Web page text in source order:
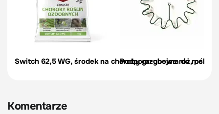
Switch 62,5 WG, środek na choroby grzybowe róż,
Podpora-obejma do roślin,
Komentarze